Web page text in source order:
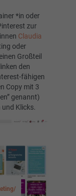
*in oder
zur
Claudia
oder
Großteil
den
fähigen
Copy mit 3
genannt)
Klicks.